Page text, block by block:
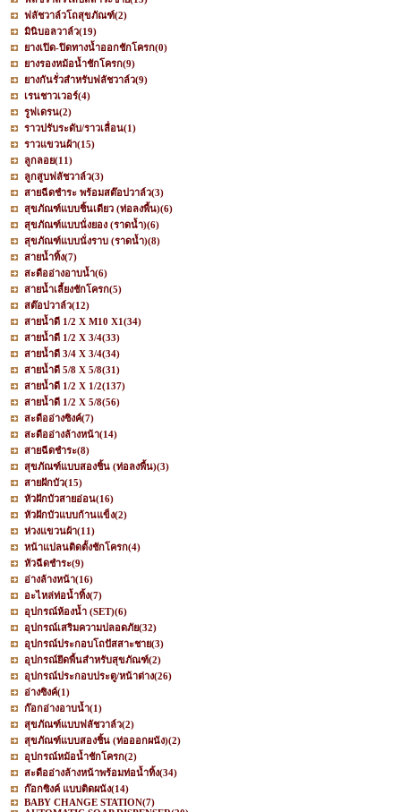
ฟลัชวาล์วโถสุขภัณฑ์(2)
มินิบอลวาล์ว(19)
ยางเปิด-ปิดทางน้ำออกชักโครก(0)
ยางรองหม้อน้ำชักโครก(9)
ยางกันรั่วสำหรับฟลัชวาล์ว(9)
เรนชาวเวอร์(4)
รูฟเดรน(2)
ราวปรับระดับ/ราวเลื่อน(1)
ราวแขวนผ้า(15)
ลูกลอย(11)
ลูกสูบฟลัชวาล์ว(3)
สายฉีดชำระ พร้อมสต๊อปวาล์ว(3)
สุขภัณฑ์แบบชิ้นเดียว (ท่อลงพื้น)(6)
สุขภัณฑ์แบบนั่งยอง (ราดน้ำ)(6)
สุขภัณฑ์แบบนั่งราบ (ราดน้ำ)(8)
สายน้ำทิ้ง(7)
สะดืออ่างอาบน้ำ(6)
สายน้ำเลี้ยงชักโครก(5)
สต๊อปวาล์ว(12)
สายน้ำดี 1/2 X M10 X1(34)
สายน้ำดี 1/2 X 3/4(33)
สายน้ำดี 3/4 X 3/4(34)
สายน้ำดี 5/8 X 5/8(31)
สายน้ำดี 1/2 X 1/2(137)
สายน้ำดี 1/2 X 5/8(56)
สะดืออ่างซิงค์(7)
สะดืออ่างล้างหน้า(14)
สายฉีดชำระ(8)
สุขภัณฑ์แบบสองชิ้น (ท่อลงพื้น)(3)
สายฝักบัว(15)
หัวฝักบัวสายอ่อน(16)
หัวฝักบัวแบบก้านแข็ง(2)
ห่วงแขวนผ้า(11)
หน้าแปลนติดตั้งชักโครก(4)
หัวฉีดชำระ(9)
อ่างล้างหน้า(16)
อะไหล่ท่อน้ำทิ้ง(7)
อุปกรณ์ห้องน้ำ (SET)(6)
อุปกรณ์เสริมความปลอดภัย(32)
อุปกรณ์ประกอบโถปัสสาะชาย(3)
อุปกรณ์ยึดพื้นสำหรับสุขภัณฑ์(2)
อุปกรณ์ประกอบประตู/หน้าต่าง(26)
อ่างซิงค์(1)
ก๊อกอ่างอาบน้ำ(1)
สุขภัณฑ์แบบฟลัชวาล์ว(2)
สุขภัณฑ์แบบสองชิ้น (ท่อออกผนัง)(2)
อุปกรณ์หม้อน้ำชักโครก(2)
สะดืออ่างล้างหน้าพร้อมท่อน้ำทิ้ง(34)
ก๊อกซิงค์ แบบติดผนัง(14)
BABY CHANGE STATION(7)